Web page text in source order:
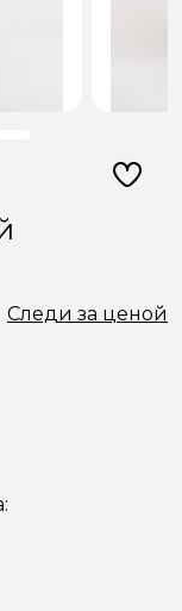
Следи за ценой